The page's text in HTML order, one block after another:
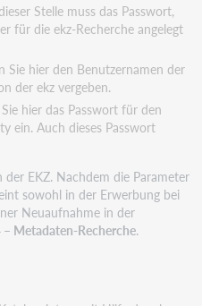
Stelle muss das Passwort,
für die ekz-Recherche angelegt
Sie hier den Benutzernamen der
der ekz vergeben.
hier das Passwort für den
ein. Auch dieses Passwort
EKZ. Nachdem die Parameter
sowohl in der Erwerbung bei
Neuaufnahme in der
– Metadaten-Recherche.